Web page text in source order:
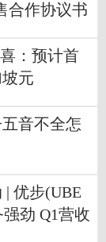
合作协议书
：预计首
元
音不全怎
| 优步(UBE
劲 Q1营收